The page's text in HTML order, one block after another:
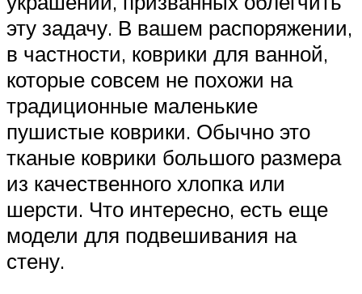
эту задачу. В вашем распоряжении,
в частности, коврики для ванной,
которые совсем не похожи на
традиционные маленькие
пушистые коврики. Обычно это
тканые коврики большого размера
из качественного хлопка или
шерсти. Что интересно, есть еще
модели для подвешивания на
стену.